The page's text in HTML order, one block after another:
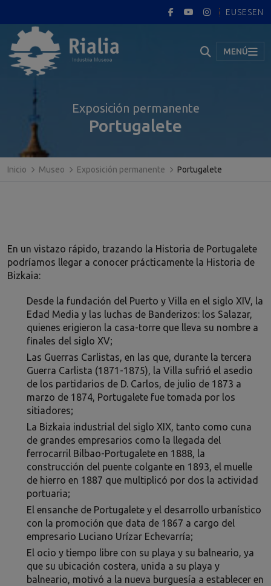
EUSESEN
MENÚ
Exposición permanente
Portugalete
Inicio Museo Exposición permanente Portugalete
En un vistazo rápido, trazando la Historia de Portugalete
podríamos llegar a conocer prácticamente la Historia de
Bizkaia:
Desde la fundación del Puerto y Villa en el siglo XIV, la
Edad Media y las luchas de Banderizos: los Salazar,
quienes erigieron la casa-torre que lleva su nombre a
finales del siglo XV;
Las Guerras Carlistas, en las que, durante la tercera
Guerra Carlista (1871-1875), la Villa sufrió el asedio
de los partidarios de D. Carlos, de julio de 1873 a
marzo de 1874, Portugalete fue tomada por los
sitiadores;
La Bizkaia industrial del siglo XIX, tanto como cuna
de grandes empresarios como la llegada del
ferrocarril Bilbao-Portugalete en 1888, la
construcción del puente colgante en 1893, el muelle
de hierro en 1887 que multiplicó por dos la actividad
portuaria;
El ensanche de Portugalete y el desarrollo urbanístico
con la promoción que data de 1867 a cargo del
empresario Luciano Urízar Echevarría;
El ocio y tiempo libre con su playa y su balneario, ya
que su ubicación costera, unida a su playa y
balneario, motivó a la nueva burguesía a establecer en